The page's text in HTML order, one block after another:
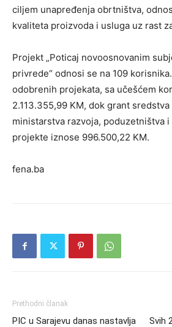
ciljem unapređenja obrtništva,
kvaliteta proizvoda i usluga uz rast
Projekt „Poticaj novoosnovanim
privrede“ odnosi se na 109
odobrenih projekata, sa učešćem
2.113.355,99 KM, dok grant
ministarstva razvoja, poduzetništva
projekte iznose 996.500,22 KM.
fena.ba
Prethodni članak
PIC u Sarajevu danas nastavlja
Svih